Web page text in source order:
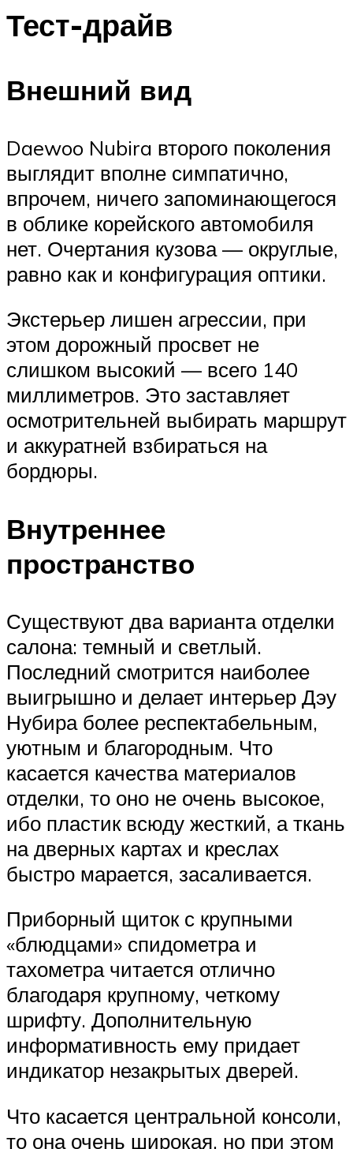
Тест-драйв
Внешний вид
Daewoo Nubira второго поколения
выглядит вполне симпатично,
впрочем, ничего запоминающегося
в облике корейского автомобиля
нет. Очертания кузова — округлые,
равно как и конфигурация оптики.
Экстерьер лишен агрессии, при
этом дорожный просвет не
слишком высокий — всего 140
миллиметров. Это заставляет
осмотрительней выбирать маршрут
и аккуратней взбираться на
бордюры.
Внутреннее
пространство
Существуют два варианта отделки
салона: темный и светлый.
Последний смотрится наиболее
выигрышно и делает интерьер Дэу
Нубира более респектабельным,
уютным и благородным. Что
касается качества материалов
отделки, то оно не очень высокое,
ибо пластик всюду жесткий, а ткань
на дверных картах и креслах
быстро марается, засаливается.
Приборный щиток с крупными
«блюдцами» спидометра и
тахометра читается отлично
благодаря крупному, четкому
шрифту. Дополнительную
информативность ему придает
индикатор незакрытых дверей.
Что касается центральной консоли,
то она очень широкая, но при этом